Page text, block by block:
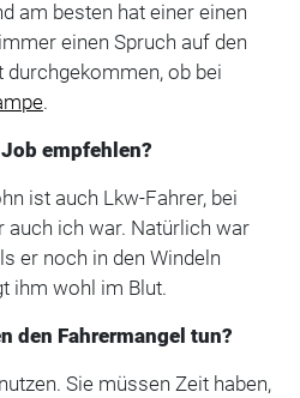
am besten hat einer einen
einen Spruch auf den
durchgekommen, ob bei
.
empfehlen?
ist auch Lkw-Fahrer, bei
auch ich war. Natürlich war
er noch in den Windeln
ihm wohl im Blut.
den Fahrermangel tun?
Sie müssen Zeit haben,